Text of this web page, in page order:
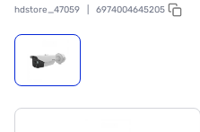
hdstore_47059 6974004645205